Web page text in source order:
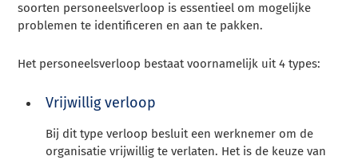
soorten personeelsverloop is essentieel om mogelijke
problemen te identificeren en aan te pakken.
Het personeelsverloop bestaat voornamelijk uit 4 types:
Vrijwillig verloop
Bij dit type verloop besluit een werknemer om de
organisatie vrijwillig te verlaten. Het is de keuze van